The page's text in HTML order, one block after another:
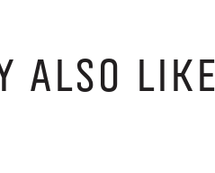
ALSO LIKE